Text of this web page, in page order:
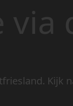
via
Kijk